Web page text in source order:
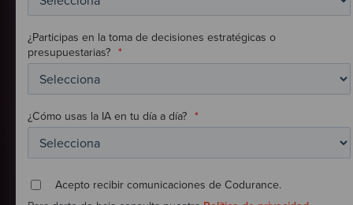
¿Participas en la toma de decisiones estratégicas o
presupuestarias? *
¿Cómo usas la IA en tu día a día? *
Acepto recibir comunicaciones de Codurance.